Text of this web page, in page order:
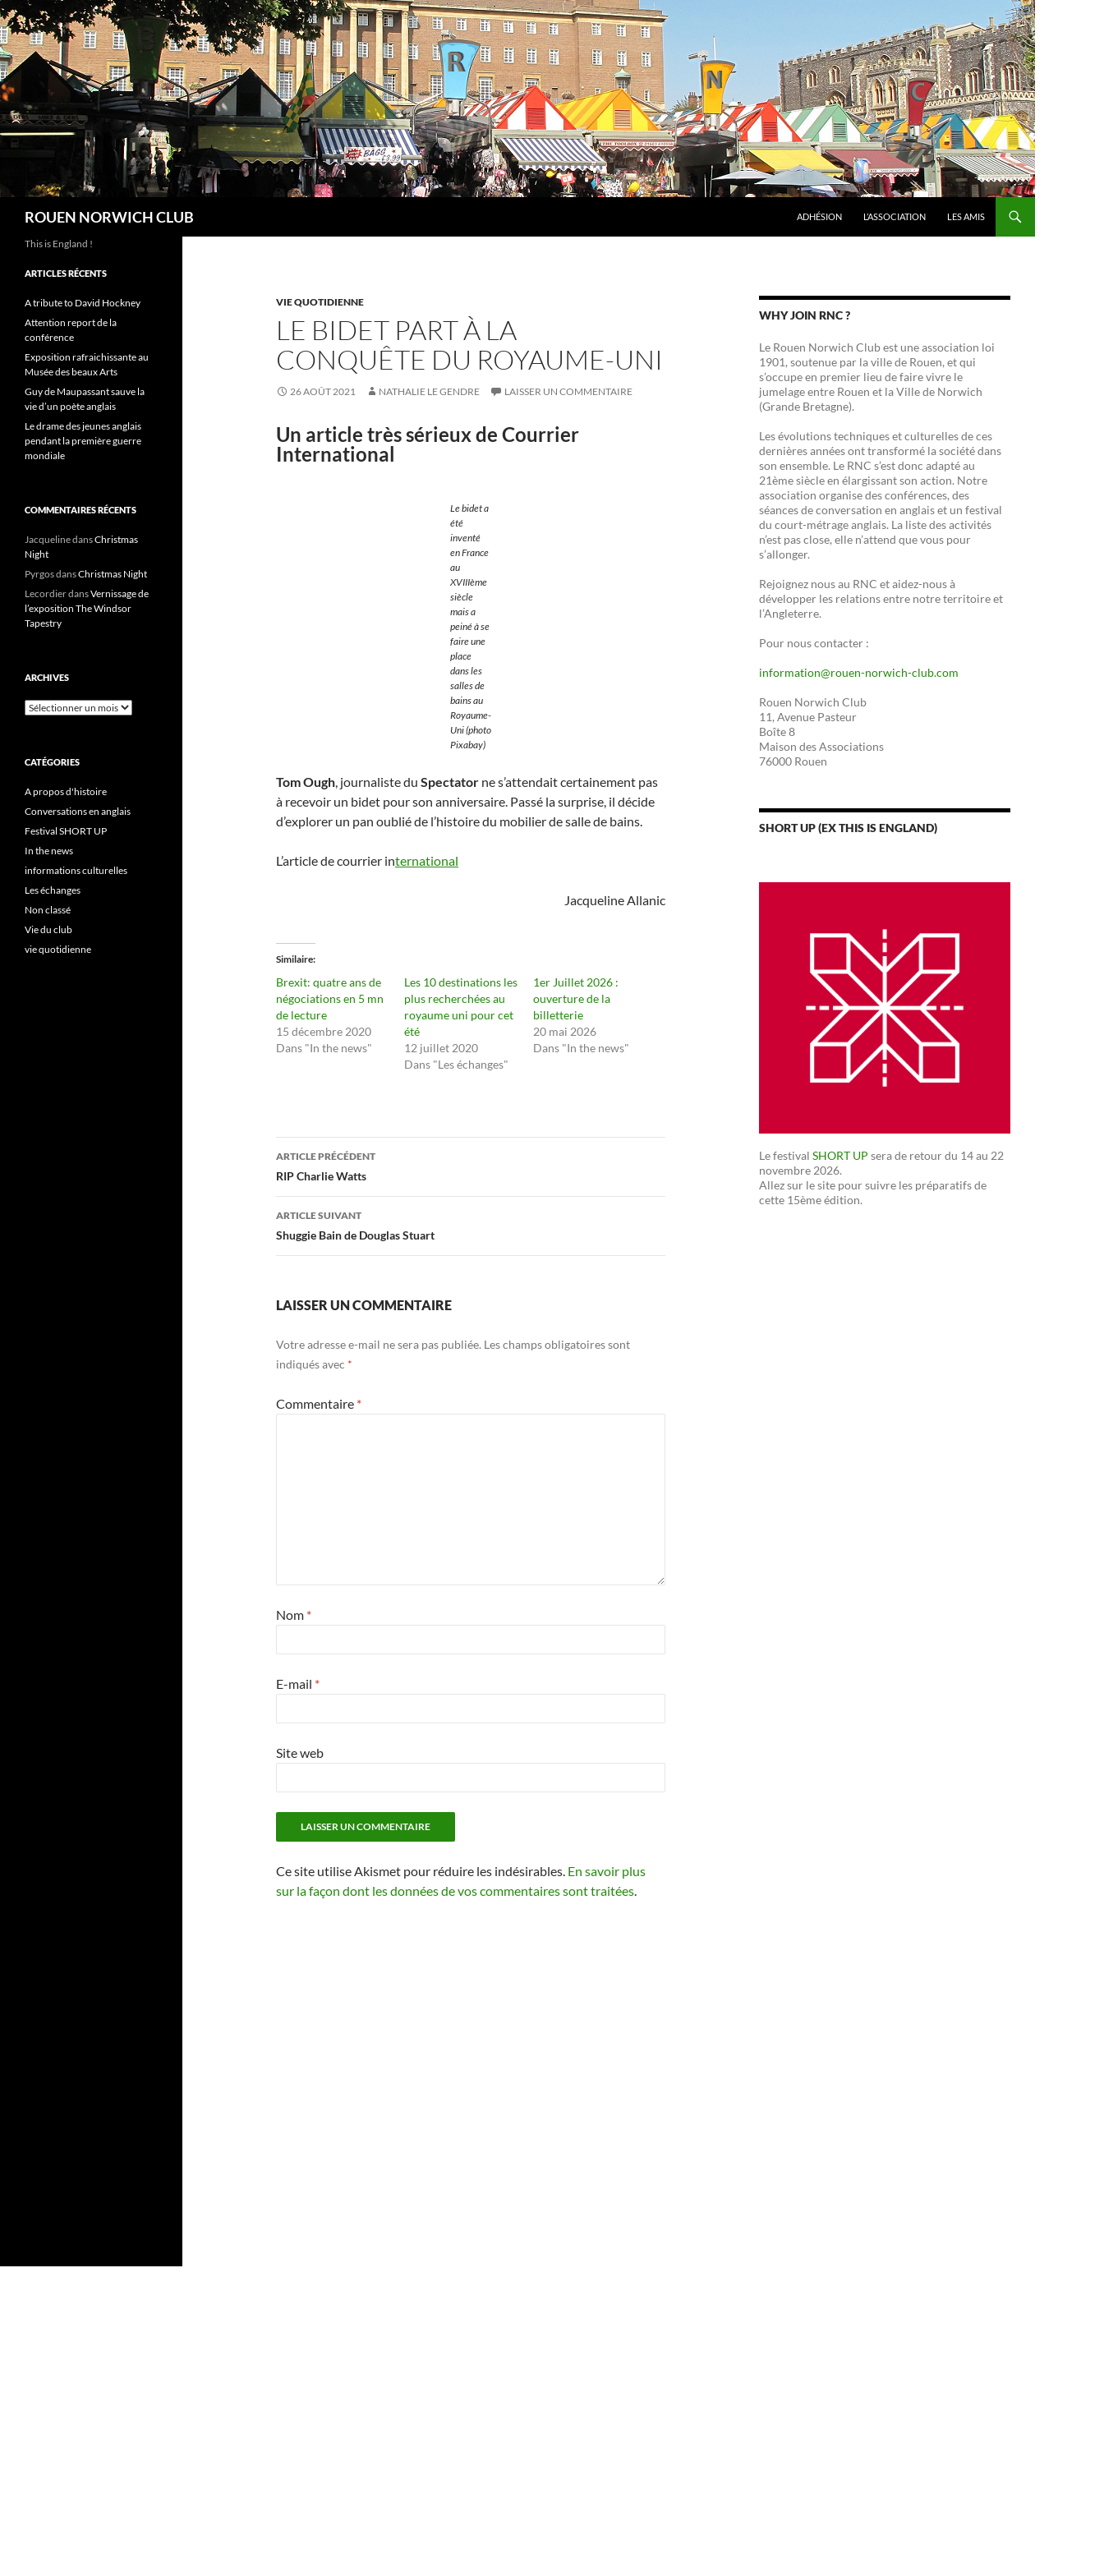
Aller
au
contenu
ROUEN NORWICH CLUB ADHÉSION L’ASSOCIATION LES AMIS
VIE QUOTIDIENNE
LE BIDET PART À LA
CONQUÊTE DU ROYAUME-UNI
26 AOÛT 2021 NATHALIE LE GENDRE LAISSER UN COMMENTAIRE
Un article très sérieux de Courrier
International
Le bidet a
été
inventé
en France
au
XVIIIème
siècle
mais a
peiné à se
faire une
place
dans les
salles de
bains au
Royaume-
Uni (photo
Pixabay)
Tom Ough, journaliste du Spectator ne s’attendait certainement pas
à recevoir un bidet pour son anniversaire. Passé la surprise, il décide
d’explorer un pan oublié de l’histoire du mobilier de salle de bains.
L’article de courrier international
Jacqueline Allanic
Similaire
Brexit: quatre ans de
négociations en 5 mn
de lecture
15 décembre 2020
Dans "In the news"
Les 10 destinations les
plus recherchées au
royaume uni pour cet
été
12 juillet 2020
Dans "Les échanges"
1er Juillet 2026 :
ouverture de la
billetterie
20 mai 2026
Dans "In the news"
Navigation
des
articles
ARTICLE PRÉCÉDENT
RIP Charlie Watts
ARTICLE SUIVANT
Shuggie Bain de Douglas Stuart
LAISSER UN COMMENTAIRE
Votre adresse e-mail ne sera pas publiée. Les champs obligatoires sont
indiqués avec *
Commentaire *
Nom *
E-mail *
Site web
Ce site utilise Akismet pour réduire les indésirables. En savoir plus
sur la façon dont les données de vos commentaires sont traitées.
WHY JOIN RNC ?
Le Rouen Norwich Club est une association loi
1901, soutenue par la ville de Rouen, et qui
s’occupe en premier lieu de faire vivre le
jumelage entre Rouen et la Ville de Norwich
(Grande Bretagne).
Les évolutions techniques et culturelles de ces
dernières années ont transformé la société dans
son ensemble. Le RNC s’est donc adapté au
21ème siècle en élargissant son action. Notre
association organise des conférences, des
séances de conversation en anglais et un festival
du court-métrage anglais. La liste des activités
n’est pas close, elle n’attend que vous pour
s’allonger.
Rejoignez nous au RNC et aidez-nous à
développer les relations entre notre territoire et
l’Angleterre.
Pour nous contacter :
information@rouen-norwich-club.com
Rouen Norwich Club
11, Avenue Pasteur
Boîte 8
Maison des Associations
76000 Rouen
SHORT UP (EX THIS IS ENGLAND)
Le festival SHORT UP sera de retour du 14 au 22
novembre 2026.
Allez sur le site pour suivre les préparatifs de
cette 15ème édition.
This is England !
ARTICLES RÉCENTS
A tribute to David Hockney
Attention report de la
conférence
Exposition rafraichissante au
Musée des beaux Arts
Guy de Maupassant sauve la
vie d’un poète anglais
Le drame des jeunes anglais
pendant la première guerre
mondiale
COMMENTAIRES RÉCENTS
JacquelinedansChristmas
Night
PyrgosdansChristmas Night
LecordierdansVernissage de
l’exposition The Windsor
Tapestry
ARCHIVES
Archives
CATÉGORIES
A propos d'histoire
Conversations en anglais
Festival SHORT UP
In the news
informations culturelles
Les échanges
Non classé
Vie du club
vie quotidienne